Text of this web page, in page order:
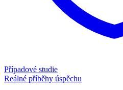
Případové studie
Reálné příběhy úspěchu